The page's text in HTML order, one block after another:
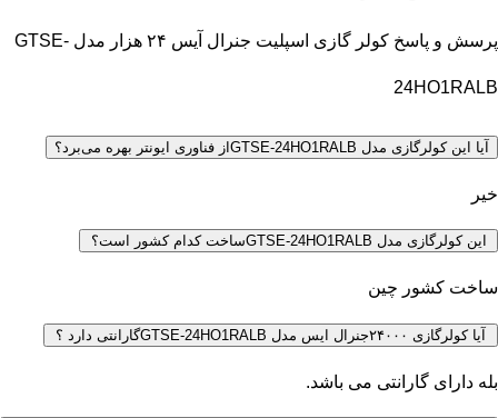
پرسش و پاسخ کولر گازی اسپلیت جنرال آیس ۲۴ هزار مدل GTSE-
24HO1RALB
آیا این کولرگازی مدل GTSE-24HO1RALBاز فناوری ایونتر بهره می‌برد؟
خیر
این کولرگازی مدل GTSE-24HO1RALBساخت کدام کشور است؟
ساخت کشور چین
آیا کولرگازی ۲۴۰۰۰جنرال ایس مدل GTSE-24HO1RALBگارانتی دارد ؟
بله دارای گارانتی می باشد.